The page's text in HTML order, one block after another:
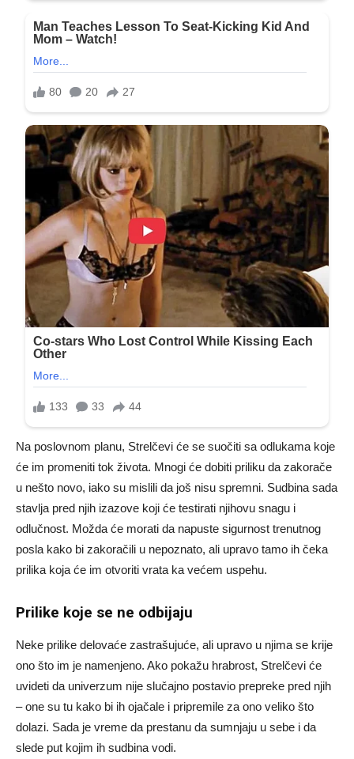
Na poslovnom planu, Strelčevi će se suočiti sa odlukama koje
će im promeniti tok života. Mnogi će dobiti priliku da zakorače
u nešto novo, iako su mislili da još nisu spremni. Sudbina sada
stavlja pred njih izazove koji će testirati njihovu snagu i
odlučnost. Možda će morati da napuste sigurnost trenutnog
posla kako bi zakoračili u nepoznato, ali upravo tamo ih čeka
prilika koja će im otvoriti vrata ka većem uspehu.
Prilike koje se ne odbijaju
Neke prilike delovaće zastrašujuće, ali upravo u njima se krije
ono što im je namenjeno. Ako pokažu hrabrost, Strelčevi će
uvideti da univerzum nije slučajno postavio prepreke pred njih
– one su tu kako bi ih ojačale i pripremile za ono veliko što
dolazi. Sada je vreme da prestanu da sumnjaju u sebe i da
slede put kojim ih sudbina vodi.